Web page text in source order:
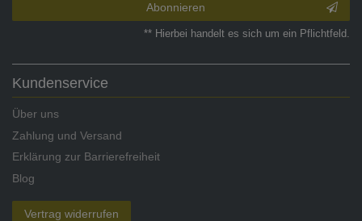
Abonnieren
** Hierbei handelt es sich um ein Pflichtfeld.
Kundenservice
Über uns
Zahlung und Versand
Erklärung zur Barrierefreiheit
Blog
Vertrag widerrufen